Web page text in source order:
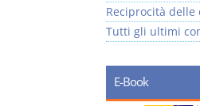
Reciprocità delle
Tutti gli ultimi
E-Book